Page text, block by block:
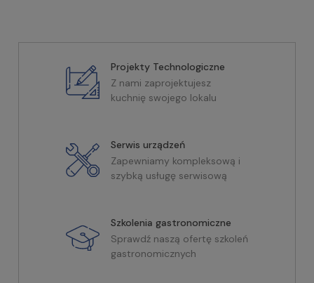
Projekty Technologiczne
Z nami zaprojektujesz
kuchnię swojego lokalu
Serwis urządzeń
Zapewniamy kompleksową i
szybką usługę serwisową
Szkolenia gastronomiczne
Sprawdź naszą ofertę szkoleń
gastronomicznych